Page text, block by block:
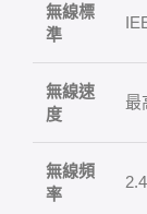
無線標
準
無線速
度
最
無線頻
率